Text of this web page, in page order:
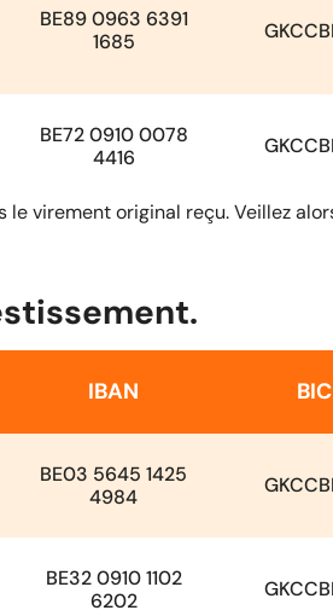
BE89 0963 6391
1685
BE72 0910 0078
4416
le virement original reçu. Veillez
IBAN BIC
BE03 5645 1425
4984
BE32 0910 1102
6202